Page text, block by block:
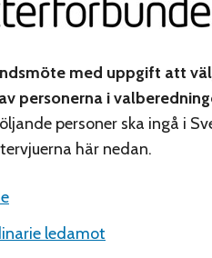
med uppgift att
personerna i
personer ska ingå i
här nedan.
ledamot